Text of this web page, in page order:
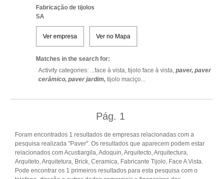
Fabricação de tijolos
SA
Ver empresa Ver no Mapa
Matches in the search for:
Activity categories: ...face à vista, tijolo face à vista, paver, paver
cerâmico, paver jardim, tijolo maciço...
Pág. 1
Foram encontrados 1 resultados de empresas relacionadas com a
pesquisa realizada "Paver". Os resultados que aparecem podem estar
relacionados com Acustiargila, Adoquin, Arquitecto, Arquitectura,
Arquiteto, Arquitetura, Brick, Ceramica, Fabricante Tijolo, Face A Vista.
Pode encontrar os 1 primeiros resultados para esta pesquisa com o